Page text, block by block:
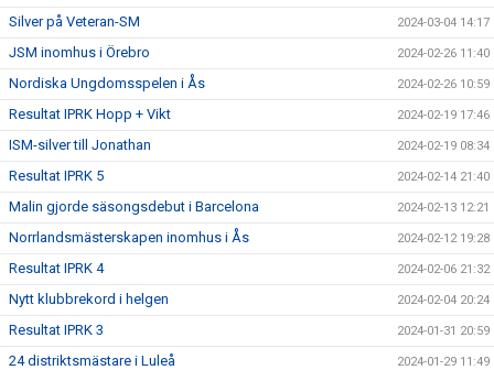
Silver på Veteran-SM 2024-03-04 14:17
JSM inomhus i Örebro 2024-02-26 11:40
Nordiska Ungdomsspelen i Ås 2024-02-26 10:59
Resultat IPRK Hopp + Vikt 2024-02-19 17:46
ISM-silver till Jonathan 2024-02-19 08:34
Resultat IPRK 5 2024-02-14 21:40
Malin gjorde säsongsdebut i Barcelona 2024-02-13 12:21
Norrlandsmästerskapen inomhus i Ås 2024-02-12 19:28
Resultat IPRK 4 2024-02-06 21:32
Nytt klubbrekord i helgen 2024-02-04 20:24
Resultat IPRK 3 2024-01-31 20:59
24 distriktsmästare i Luleå 2024-01-29 11:49